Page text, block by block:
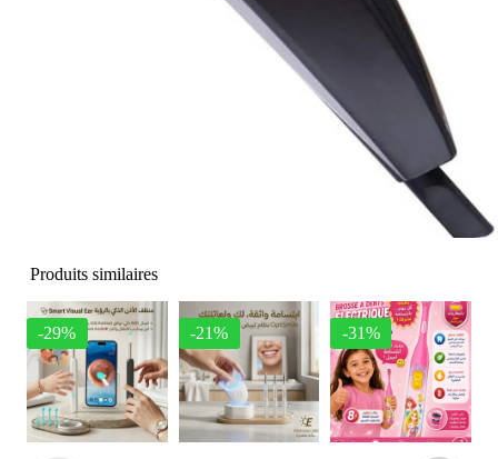
Produits similaires
-29% -21% -31%